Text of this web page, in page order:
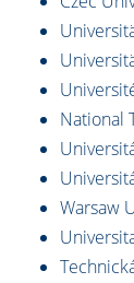
National
Warsaw